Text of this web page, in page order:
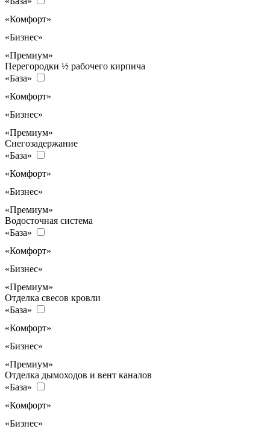
«Комфорт»
«Бизнес»
«Премиум»
Перегородки ½ рабочего кирпича
«База»
«Комфорт»
«Бизнес»
«Премиум»
Снегозадержание
«База»
«Комфорт»
«Бизнес»
«Премиум»
Водосточная система
«База»
«Комфорт»
«Бизнес»
«Премиум»
Отделка свесов кровли
«База»
«Комфорт»
«Бизнес»
«Премиум»
Отделка дымоходов и вент каналов
«База»
«Комфорт»
«Бизнес»